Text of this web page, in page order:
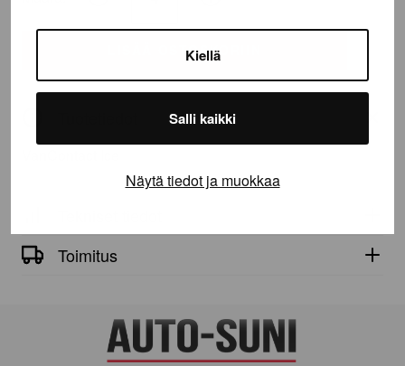
Kiellä
Salli kaikki
Näytä tiedot ja muokkaa
Ice
LISÄÄ OSTOSKORIIN
Toimitus